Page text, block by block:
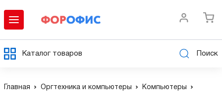
Каталог товаров Поиск
Главная Оргтехника и компьютеры Компьютеры